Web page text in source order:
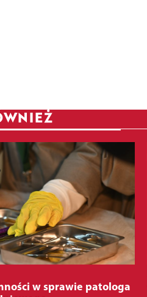
w sprawie patologa